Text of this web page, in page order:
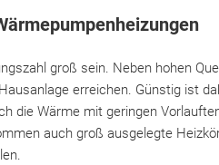
groß sein. Neben hohen
erreichen. Günstig ist
die Wärme mit geringen
auch groß ausgelegte